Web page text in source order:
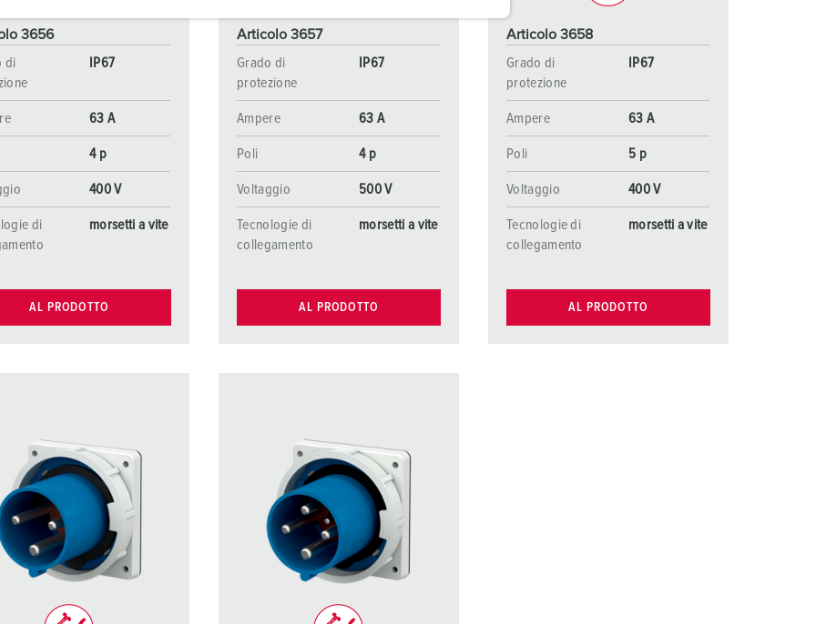
3656
di
IP67
63 A
4 p
400 V
di
morsetti a vite
AL PRODOTTO
Articolo 3657
Grado di
protezione
IP67
Ampere 63 A
Poli 4 p
Voltaggio 500 V
Tecnologie di
collegamento
morsetti a vite
AL PRODOTTO
Articolo 3658
Grado di
protezione
IP67
Ampere 63 A
Poli 5 p
Voltaggio 400 V
Tecnologie di
collegamento
morsetti a vite
AL PRODOTTO